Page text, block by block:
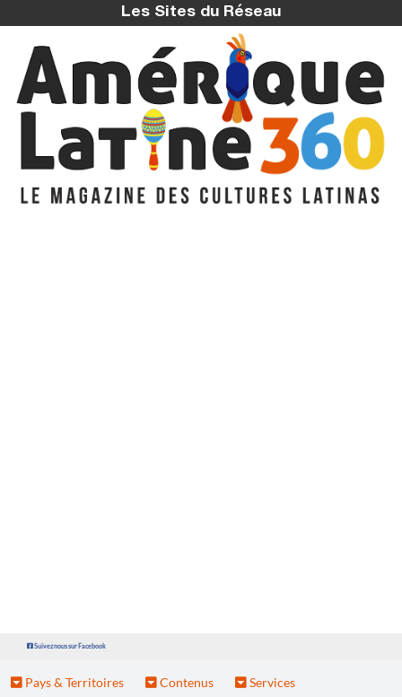
Les Sites du Réseau
Suivez nous sur Facebook
Pays & Territoires Contenus Services